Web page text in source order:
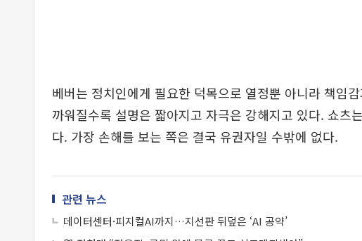
베버는 정치인에게 필요한 덕목으로 열정뿐 아니라 책임
까워질수록 설명은 짧아지고 자극은 강해지고 있다. 쇼츠
다. 가장 손해를 보는 쪽은 결국 유권자일 수밖에 없다.
관련 뉴스
데이터센터·피지컬AI까지…지선판 뒤덮은 ‘AI 공약’